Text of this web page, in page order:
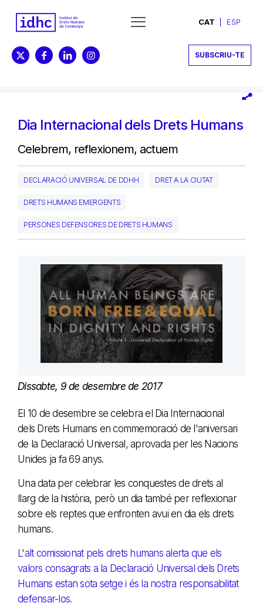
CAT ESP
SUBSCRIU-TE
Dia Internacional dels Drets Humans
Celebrem, reflexionem, actuem
DECLARACIÓ UNIVERSAL DE DDHH DRET A LA CIUTAT
DRETS HUMANS EMERGENTS
PERSONES DEFENSORES DE DRETS HUMANS
Dissabte, 9 de desembre de 2017
El 10 de desembre se celebra el Dia Internacional
dels Drets Humans en commemoració de l'aniversari
de la Declaració Universal, aprovada per les Nacions
Unides ja fa 69 anys.
Una data per celebrar les conquestes de drets al
llarg de la història, però un dia també per reflexionar
sobre els reptes que enfronten avui en dia els drets
humans.
L'alt comissionat pels drets humans alerta que els
valors consagrats a la Declaració Universal dels Drets
Humans estan sota setge i és la nostra responsabilitat
defensar-los.